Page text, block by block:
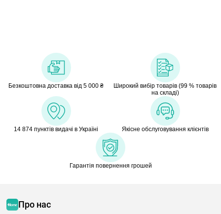
Безкоштовна доставка від 5 000 ₴
Широкий вибір товарів (99 % товарів
на складі)
14 874 пунктів видачі в Україні Якісне обслуговування клієнтів
Гарантія повернення грошей
Про нас